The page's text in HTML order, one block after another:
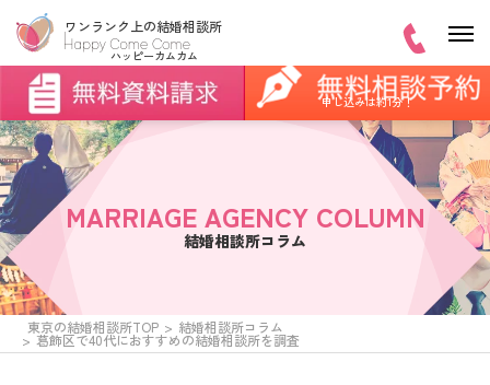
申し込みは約1分！
MARRIAGE AGENCY COLUMN
結婚相談所コラム
東京の結婚相談所TOP 結婚相談所コラム
葛飾区で40代におすすめの結婚相談所を調査